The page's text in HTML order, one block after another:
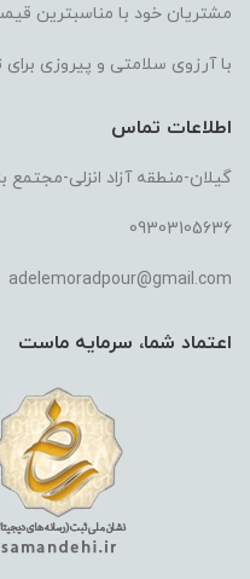
مشتریان خود با مناسبترین
با آرزوی سلامتی و پیروزی
اطلاعات تماس
گیلان-منطقه آزاد انزلی-مجتمع
09303105636
adelemoradpour@gmail.com
اعتماد شما، سرمایه ماست